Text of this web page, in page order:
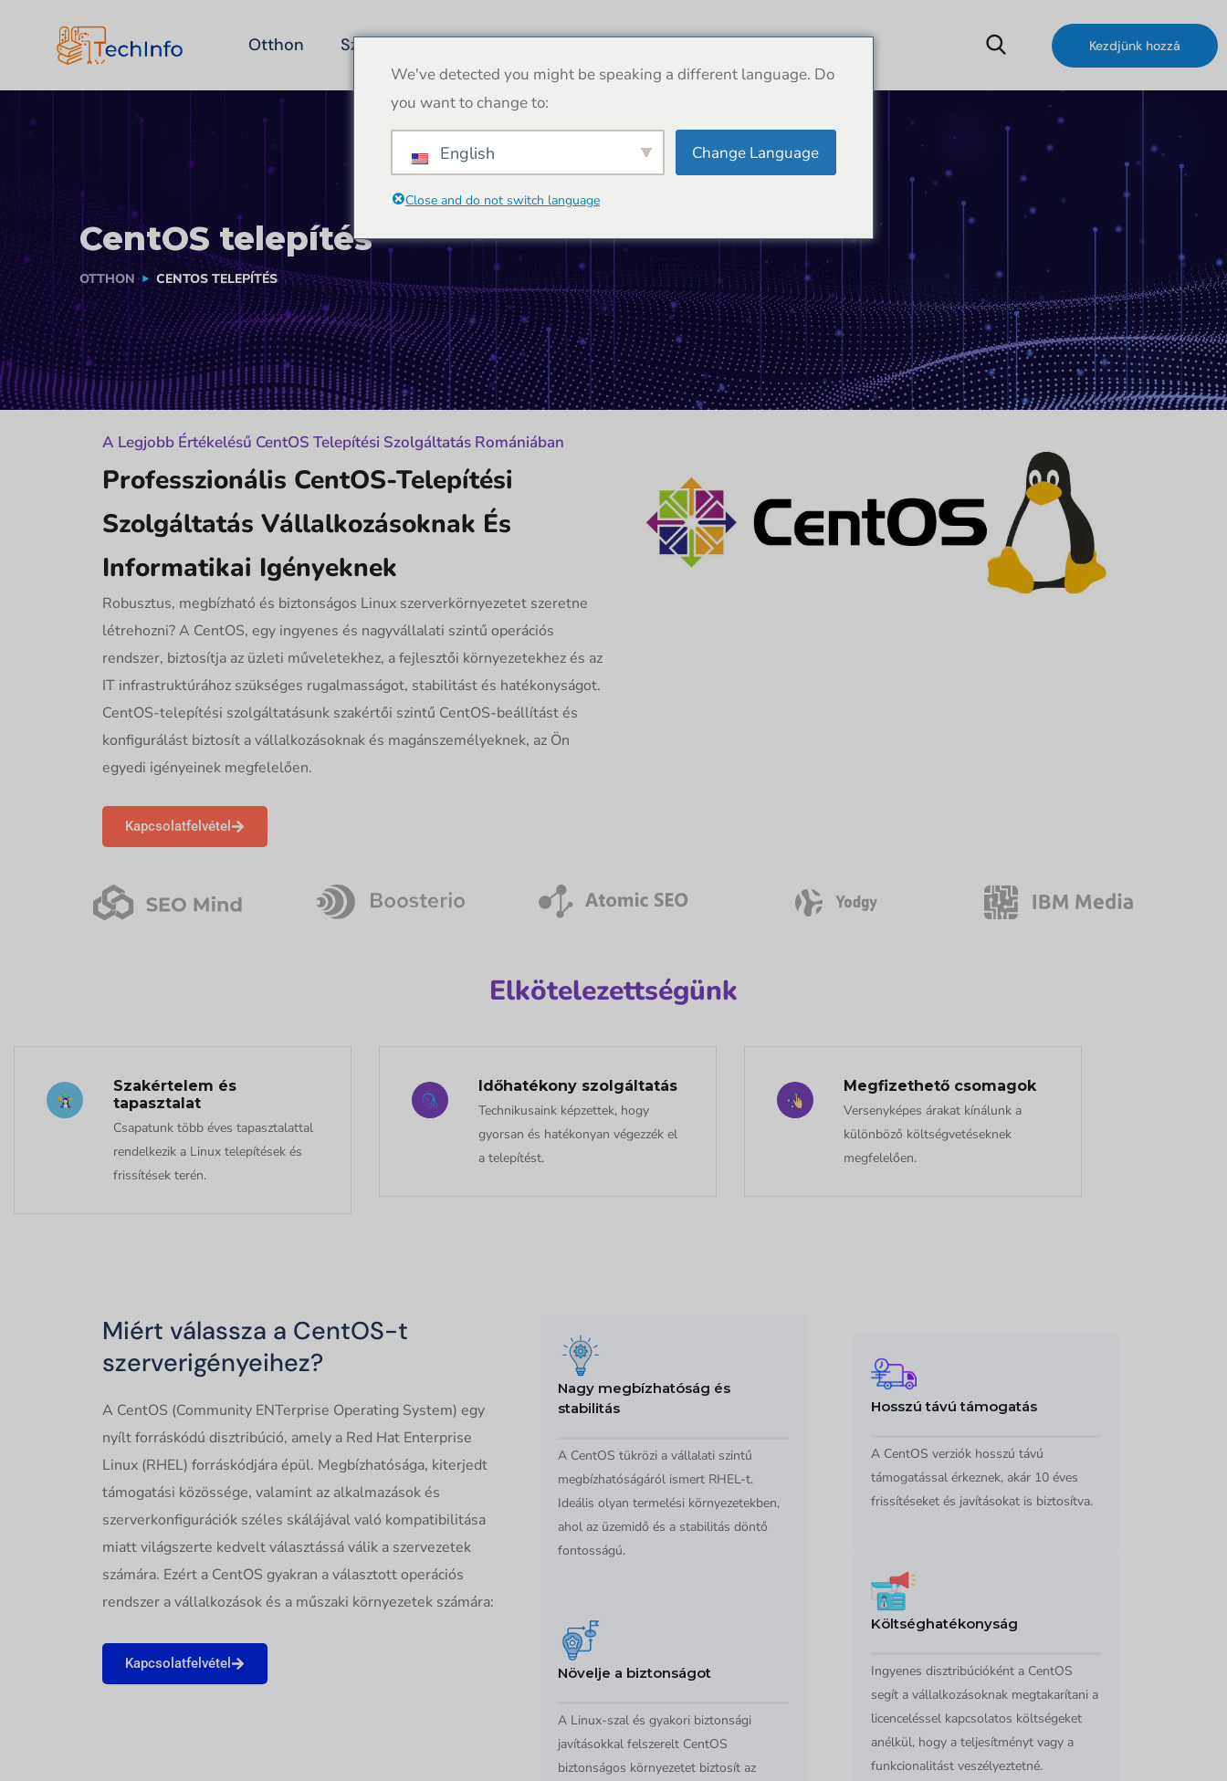
Otthon Szolgáltatások Rólunk Projektek Kapcsolatfelvétel Kezdjünk hozzá
CentOS telepítés
OTTHON CENTOS TELEPÍTÉS
A Legjobb Értékelésű CentOS Telepítési Szolgáltatás Romániában
Professzionális CentOS-Telepítési
Szolgáltatás Vállalkozásoknak És
Informatikai Igényeknek
Robusztus, megbízható és biztonságos Linux szerverkörnyezetet szeretne
létrehozni? A CentOS, egy ingyenes és nagyvállalati szintű operációs
rendszer, biztosítja az üzleti műveletekhez, a fejlesztői környezetekhez és az
IT infrastruktúrához szükséges rugalmasságot, stabilitást és hatékonyságot.
CentOS-telepítési szolgáltatásunk szakértői szintű CentOS-beállítást és
konfigurálást biztosít a vállalkozásoknak és magánszemélyeknek, az Ön
egyedi igényeinek megfelelően.
Kapcsolatfelvétel
Elkötelezettségünk
Szakértelem és
tapasztalat
Csapatunk több éves tapasztalattal
rendelkezik a Linux telepítések és
frissítések terén.
Időhatékony szolgáltatás
Technikusaink képzettek, hogy
gyorsan és hatékonyan végezzék el
a telepítést.
Megfizethető csomagok
Versenyképes árakat kínálunk a
különböző költségvetéseknek
megfelelően.
Miért válassza a CentOS-t
szerverigényeihez?
A CentOS (Community ENTerprise Operating System) egy
nyílt forráskódú disztribúció, amely a Red Hat Enterprise
Linux (RHEL) forráskódjára épül. Megbízhatósága, kiterjedt
támogatási közössége, valamint az alkalmazások és
szerverkonfigurációk széles skálájával való kompatibilitása
miatt világszerte kedvelt választássá válik a szervezetek
számára. Ezért a CentOS gyakran a választott operációs
rendszer a vállalkozások és a műszaki környezetek számára:
Kapcsolatfelvétel
Nagy megbízhatóság és
stabilitás
A CentOS tükrözi a vállalati szintű
megbízhatóságáról ismert RHEL-t.
Ideális olyan termelési környezetekben,
ahol az üzemidő és a stabilitás döntő
fontosságú.
Növelje a biztonságot
A Linux-szal és gyakori biztonsági
javításokkal felszerelt CentOS
biztonságos környezetet biztosít az
Hosszú távú támogatás
A CentOS verziók hosszú távú
támogatással érkeznek, akár 10 éves
frissítéseket és javításokat is biztosítva.
Költséghatékonyság
Ingyenes disztribúcióként a CentOS
segít a vállalkozásoknak megtakarítani a
licenceléssel kapcsolatos költségeket
anélkül, hogy a teljesítményt vagy a
funkcionalitást veszélyeztetné.
We've detected you might be speaking a different language. Do
you want to change to:
English Change Language
Close and do not switch language